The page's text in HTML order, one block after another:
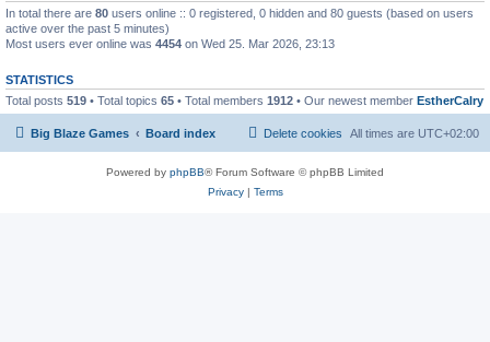
In total there are 80 users online :: 0 registered, 0 hidden and 80 guests (based on users
active over the past 5 minutes)
Most users ever online was 4454 on Wed 25. Mar 2026, 23:13
STATISTICS
Total posts 519 • Total topics 65 • Total members 1912 • Our newest member EstherCalry
Big Blaze Games Board index All times are UTC+02:00
Delete cookies
Powered by phpBB® Forum Software © phpBB Limited
Privacy| Terms